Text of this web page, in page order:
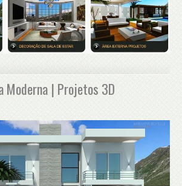
Moderna | Projetos 3D